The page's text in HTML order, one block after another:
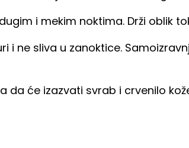
i mekim noktima. Drži oblik
i ne sliva u zanoktice.
da će izazvati svrab i crvenilo